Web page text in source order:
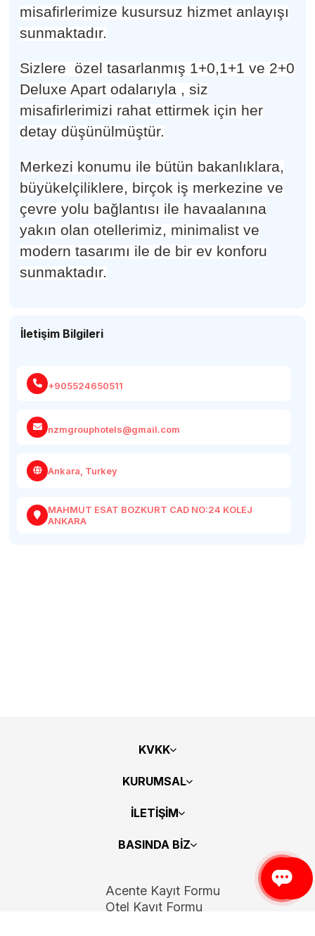
misafirlerimize kusursuz hizmet anlayışı
sunmaktadır.
Sizlere özel tasarlanmış 1+0,1+1 ve 2+0
Deluxe Apart odalarıyla , siz
misafirlerimizi rahat ettirmek için her
detay düşünülmüştür.
Merkezi konumu ile bütün bakanlıklara,
büyükelçiliklere, birçok iş merkezine ve
çevre yolu bağlantısı ile havaalanına
yakın olan otellerimiz, minimalist ve
modern tasarımı ile de bir ev konforu
sunmaktadır.
İletişim Bilgileri
+905524650511
nzmgrouphotels@gmail.com
Ankara, Turkey
MAHMUT ESAT BOZKURT CAD NO:24 KOLEJ
ANKARA
KVKK
KURUMSAL
İLETİŞİM
BASINDA BİZ
Acente Kayıt Formu
Otel Kayıt Formu